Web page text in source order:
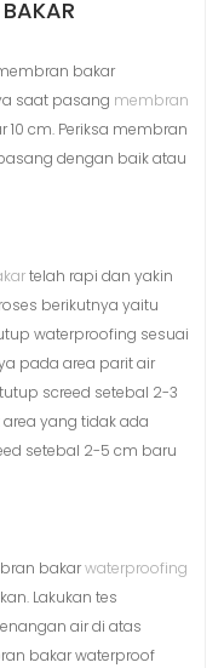
bakar
saat pasang membran
cm. Periksa membran
dengan baik atau
telah rapi dan yakin
berikutnya yaitu
waterproofing sesuai
pada area parit air
screed setebal 2-3
yang tidak ada
setebal 2-5 cm baru
bakarwaterproofing
Lakukan tes
air di atas
bakar waterproof